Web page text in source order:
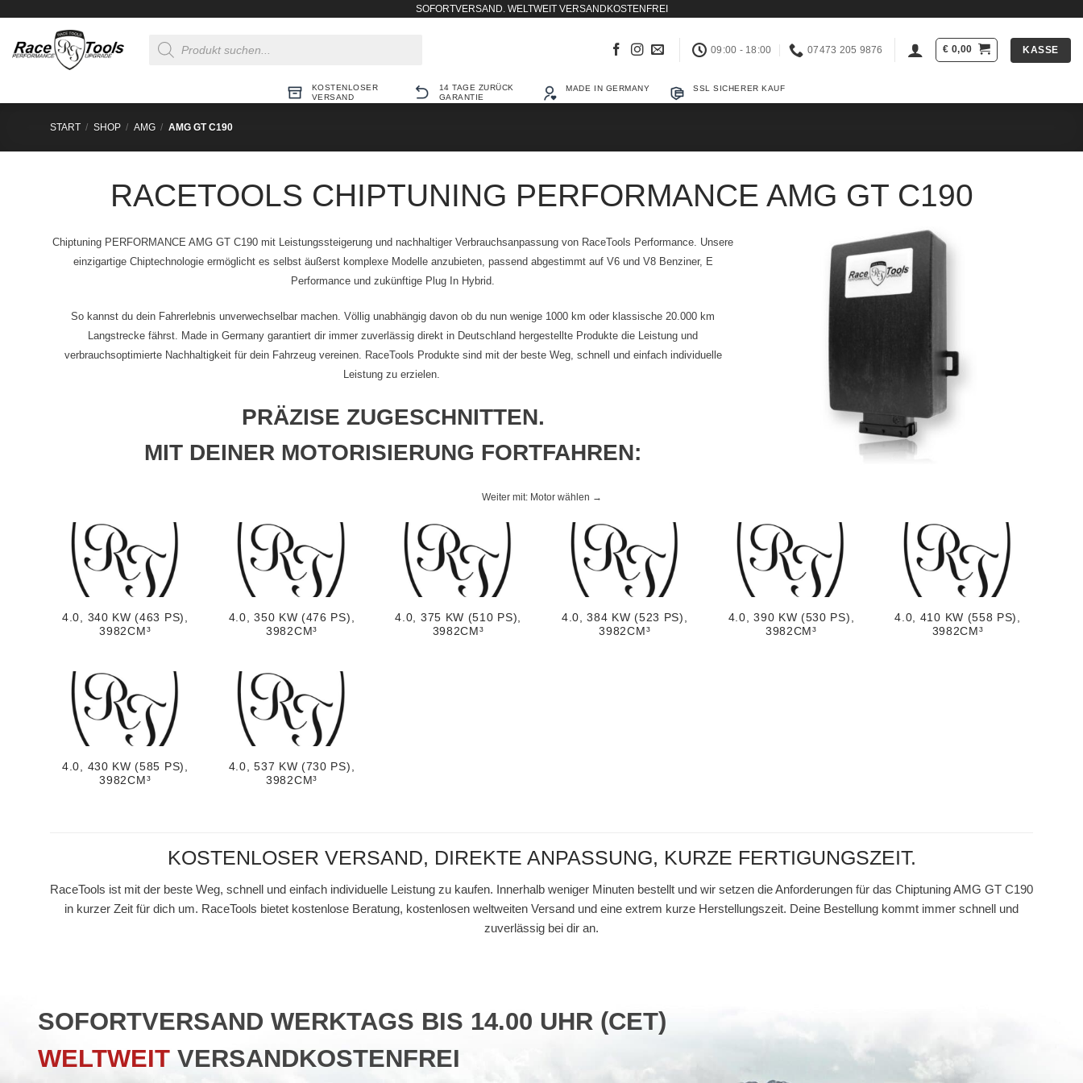
springen
SOFORTVERSAND. WELTWEIT VERSANDKOSTENFREI
search
09:00 - 18:00 07473 205 9876 € 0,00 KASSE
KOSTENLOSER
VERSAND
14 TAGE ZURÜCK
GARANTIE
MADE IN GERMANY SSL SICHERER KAUF
START / SHOP / AMG / AMG GT C190
RACETOOLS CHIPTUNING PERFORMANCE AMG GT C190
Chiptuning PERFORMANCE AMG GT C190 mit Leistungssteigerung und nachhaltiger Verbrauchsanpassung von RaceTools Performance. Unsere
einzigartige Chiptechnologie ermöglicht es selbst äußerst komplexe Modelle anzubieten, passend abgestimmt auf V6 und V8 Benziner, E
Performance und zukünftige Plug In Hybrid.
So kannst du dein Fahrerlebnis unverwechselbar machen. Völlig unabhängig davon ob du nun wenige 1000 km oder klassische 20.000 km
Langstrecke fährst. Made in Germany garantiert dir immer zuverlässig direkt in Deutschland hergestellte Produkte die Leistung und
verbrauchsoptimierte Nachhaltigkeit für dein Fahrzeug vereinen. RaceTools Produkte sind mit der beste Weg, schnell und einfach individuelle
Leistung zu erzielen.
PRÄZISE ZUGESCHNITTEN.
MIT DEINER MOTORISIERUNG FORTFAHREN:
Weiter mit: Motor wählen →
4.0, 340 KW (463 PS),
3982CM³
4.0, 350 KW (476 PS),
3982CM³
4.0, 375 KW (510 PS),
3982CM³
4.0, 384 KW (523 PS),
3982CM³
4.0, 390 KW (530 PS),
3982CM³
4.0, 410 KW (558 PS),
3982CM³
4.0, 430 KW (585 PS),
3982CM³
4.0, 537 KW (730 PS),
3982CM³
KOSTENLOSER VERSAND, DIREKTE ANPASSUNG, KURZE FERTIGUNGSZEIT.
RaceTools ist mit der beste Weg, schnell und einfach individuelle Leistung zu kaufen. Innerhalb weniger Minuten bestellt und wir setzen die Anforderungen für das Chiptuning AMG GT C190
in kurzer Zeit für dich um. RaceTools bietet kostenlose Beratung, kostenlosen weltweiten Versand und eine extrem kurze Herstellungszeit. Deine Bestellung kommt immer schnell und
zuverlässig bei dir an.
SOFORTVERSAND WERKTAGS BIS 14.00 UHR (CET)
WELTWEIT VERSANDKOSTENFREI